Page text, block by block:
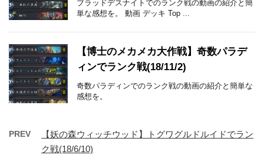
ブラッドデスナイトでのランク戦の動画の紹介と簡
単な感想を。 動画 デッキ Top ...
【博士のメカメカ大作戦】奇数パラデ
ィンでランク戦(18/11/2)
奇数パラディンでのランク戦の動画の紹介と簡単な
感想を。
PREV
【妖の森ウィッチウッド】トグワグルドルイドでラン
ク戦(18/6/10)